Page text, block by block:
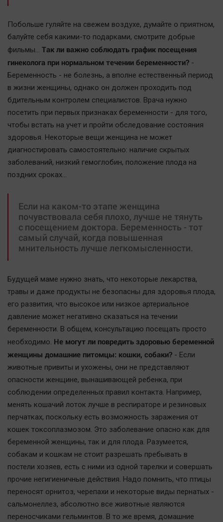
Прогулки по городу Ч
Спецпроект
Челябинск космический
Другие рубрики
Bookworms
English version
Online-консультация
Актуальная тема
Афиша
Быстрый медиазавод
Вирус чтения
Вкусное
Гороскоп
ЖКХ
Интервью
Качество жизни
Народная журналистика
Наука
Обсуждаем
Отдых
Последняя инстанция
Светская жизнь
Тенденции
Точка на карте
Побольше гуляйте на свежем воздухе, думайте о приятном,
балуйте себя какими-то подарками, смотрите добрые
фильмы… Так ли важно соблюдать график посещения
гинеколога при нормальном течении беременности? -
Беременность - не болезнь, а вполне естественный период
в жизни женщины, однако он должен проходить под
бдительным контролем специалистов. Врача нужно
посетить при первых признаках беременности - для того,
чтобы встать на учет и пройти обследование состояния
здоровья. Некоторые вещи женщина не может
диагностировать самостоятельно: наличие скрытых
заболеваний, низкий гемоглобин, положение плода на
поздних сроках...
Если на каком-то этапе женщина
почувствовала себя плохо, лучше не тянуть
с посещением доктора. Беременность - тот
самый случай, когда повышенная
мнительность лучше легкомысленности.
Будущей маме нужно знать, что некоторые лекарства,
травы и даже продукты не безопасны для здоровья плода,
его развития, что высокое или низкое артериальное
давление может негативно сказаться на течении
беременности. В общем, консультацию посещать просто
необходимо. Не могут ли повредить здоровью беременной
женщины домашние питомцы: кошки, собаки? - Если
животные привиты и ухожены, они не представляют
опасности женщине, вынашивающей ребенка, при
соблюдении определенных правил контакта. Например,
менять кошачий лоток лучше в респираторе и резиновых
перчатках, поскольку есть возможность заражения от
кошек токсоплазмозом. Это заболевание опасно как для
беременной женщины, так и для плода. Разумеется,
собакам и кошкам не стоит разрешать пребывать в
постели хозяев, есть с ними из одной тарелки и совершать
прочие негигиеничные действия. Надо помнить, что птицы
переносят орнитоз, черепахи и некоторые виды пернатых -
сальмонеллез, абсолютно все животные являются
переносчиками гельминтов. В то же время, домашние